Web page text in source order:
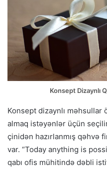
Konsept Dizaynlı
Konsept dizaynlı məhsullar
almaq istəyənlər üçün
çinidən hazırlanmış qəhvə
var. “Today anything is
qabı ofis mühitində dəbli